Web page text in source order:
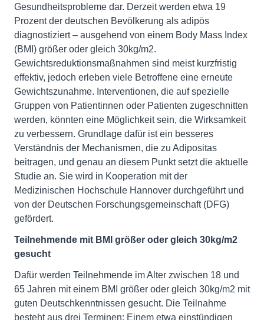
Gesundheitsprobleme dar. Derzeit werden etwa 19
Prozent der deutschen Bevölkerung als adipös
diagnostiziert – ausgehend von einem Body Mass Index
(BMI) größer oder gleich 30kg/m2.
Gewichtsreduktionsmaßnahmen sind meist kurzfristig
effektiv, jedoch erleben viele Betroffene eine erneute
Gewichtszunahme. Interventionen, die auf spezielle
Gruppen von Patientinnen oder Patienten zugeschnitten
werden, könnten eine Möglichkeit sein, die Wirksamkeit
zu verbessern. Grundlage dafür ist ein besseres
Verständnis der Mechanismen, die zu Adipositas
beitragen, und genau an diesem Punkt setzt die aktuelle
Studie an. Sie wird in Kooperation mit der
Medizinischen Hochschule Hannover durchgeführt und
von der Deutschen Forschungsgemeinschaft (DFG)
gefördert.
Teilnehmende mit BMI größer oder gleich 30kg/m2
gesucht
Dafür werden Teilnehmende im Alter zwischen 18 und
65 Jahren mit einem BMI größer oder gleich 30kg/m2 mit
guten Deutschkenntnissen gesucht. Die Teilnahme
besteht aus drei Terminen: Einem etwa einstündigen